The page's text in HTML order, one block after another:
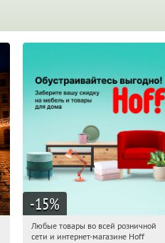
-15%
05:00:27 Получили:
Любые товары во всей розничной
сети и интернет-магазине Hoff